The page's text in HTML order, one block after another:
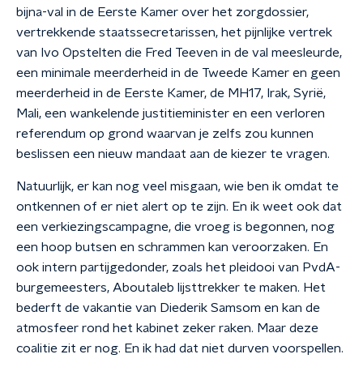
bijna-val in de Eerste Kamer over het zorgdossier,
vertrekkende staatssecretarissen, het pijnlijke vertrek
van Ivo Opstelten die Fred Teeven in de val meesleurde,
een minimale meerderheid in de Tweede Kamer en geen
meerderheid in de Eerste Kamer, de MH17, Irak, Syrië,
Mali, een wankelende justitieminister en een verloren
referendum op grond waarvan je zelfs zou kunnen
beslissen een nieuw mandaat aan de kiezer te vragen.
Natuurlijk, er kan nog veel misgaan, wie ben ik omdat te
ontkennen of er niet alert op te zijn. En ik weet ook dat
een verkiezingscampagne, die vroeg is begonnen, nog
een hoop butsen en schrammen kan veroorzaken. En
ook intern partijgedonder, zoals het pleidooi van PvdA-
burgemeesters, Aboutaleb lijsttrekker te maken. Het
bederft de vakantie van Diederik Samsom en kan de
atmosfeer rond het kabinet zeker raken. Maar deze
coalitie zit er nog. En ik had dat niet durven voorspellen.